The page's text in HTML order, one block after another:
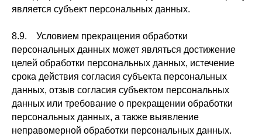
является субъект персональных данных.
8.9. Условием прекращения обработки
персональных данных может являться достижение
целей обработки персональных данных, истечение
срока действия согласия субъекта персональных
данных, отзыв согласия субъектом персональных
данных или требование о прекращении обработки
персональных данных, а также выявление
неправомерной обработки персональных данных.